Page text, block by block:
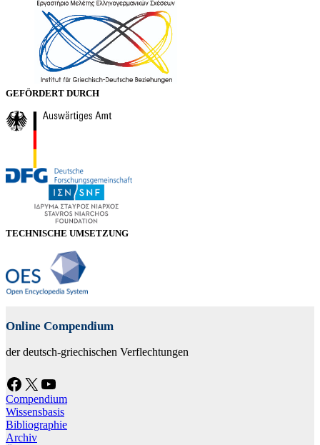
GEFÖRDERT DURCH
TECHNISCHE UMSETZUNG
Online Compendium
der deutsch-griechischen Verflechtungen
Facebook X YouTube
Compendium
Wissensbasis
Bibliographie
Archiv